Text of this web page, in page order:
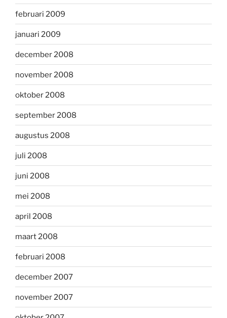
februari 2009
januari 2009
december 2008
november 2008
oktober 2008
september 2008
augustus 2008
juli 2008
juni 2008
mei 2008
april 2008
maart 2008
februari 2008
december 2007
november 2007